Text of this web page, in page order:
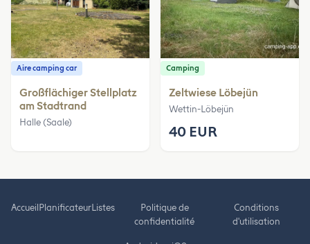
Aire camping car
Großflächiger Stellplatz
am Stadtrand
Halle (Saale)
Camping
Zeltwiese Löbejün
Wettin-Löbejün
40 EUR
AccueilPlanificateurListes
Politique de
confidentialité
Conditions
d'utilisation